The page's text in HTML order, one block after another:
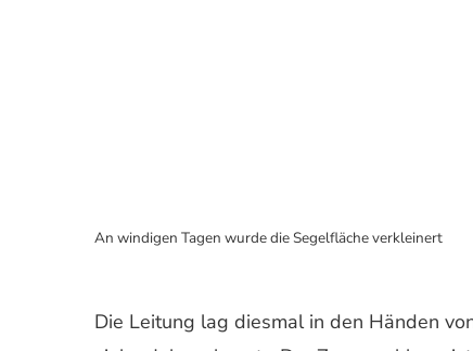
An windigen Tagen wurde die Segelfläche verkleinert
Die Leitung lag diesmal in den Händen